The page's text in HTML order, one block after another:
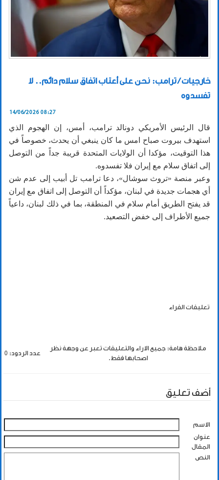
خارجيات / ترامب: نحن على أعتاب اتفاق سلام دائم.. لا
تفسدوه
14/06/2026 08:27
قال الرئيس الأمريكي دونالد ترامب، أمس، إن الهجوم الذي
استهدف بيروت صباح امس ما كان ينبغي أن يحدث، خصوصاً في
هذا التوقيت، مؤكدا أن الولايات المتحدة قريبة جداً من التوصل
إلى اتفاق سلام مع إيران فلا تفسدوه.
وعبر منصة «تروث سوشال»، دعا ترامب تل أبيب إلى عدم شن
أي هجمات جديدة في لبنان، مؤكداً أن التوصل إلى اتفاق مع إيران
قد يفتح الطريق أمام سلام في المنطقة، بما في ذلك لبنان، داعياً
جميع الأطراف إلى خفض التصعيد.
تعليقات القراء
ملاحظة هامة: جميع الاراء والتعليقات تعبر عن وجهة نظر
اصحابها فقط.
عدد الردود: 0
أضف تعليق
الاسم
عنوان
المقال
النص